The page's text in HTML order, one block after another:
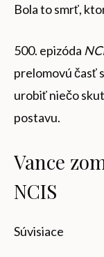
Bola to smrť,
500. epizóda
prelomovú časť
urobiť niečo
postavu.
Vance
NCIS
Súvisiace